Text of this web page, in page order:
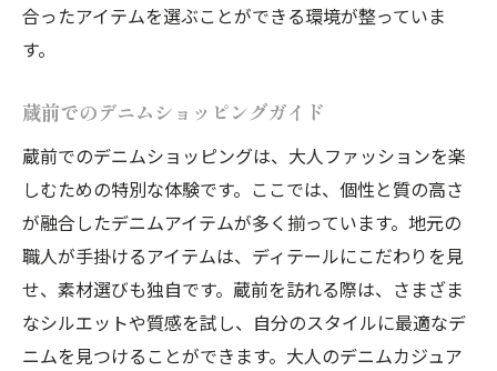
合ったアイテムを選ぶことができる環境が整っていま
す。
蔵前でのデニムショッピングガイド
蔵前でのデニムショッピングは、大人ファッションを楽
しむための特別な体験です。ここでは、個性と質の高さ
が融合したデニムアイテムが多く揃っています。地元の
職人が手掛けるアイテムは、ディテールにこだわりを見
せ、素材選びも独自です。蔵前を訪れる際は、さまざま
なシルエットや質感を試し、自分のスタイルに最適なデ
ニムを見つけることができます。大人のデニムカジュア